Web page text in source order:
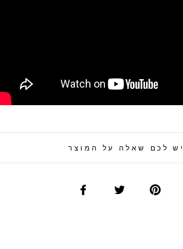
יש לכם שאלה על המוצר